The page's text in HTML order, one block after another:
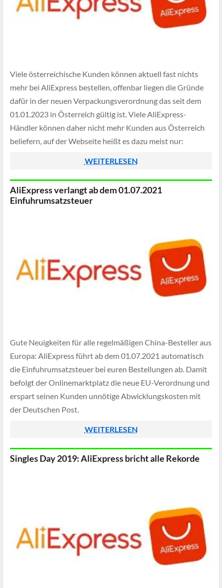
Viele österreichische Kunden können aktuell fast nichts
mehr bei AliExpress bestellen, offenbar liegen die Gründe
dafür in der neuen Verpackungsverordnung das seit dem
01.01.2023 in Österreich gültig ist. Viele AliExpress-
Händler können daher nicht mehr Kunden aus Österreich
beliefern, auf der Webseite heißt es dazu meist nur:
WEITERLESEN
AliExpress verlangt ab dem 01.07.2021
Einfuhrumsatzsteuer
Gute Neuigkeiten für alle regelmäßigen China-Besteller aus
Europa: AliExpress führt ab dem 01.07.2021 automatisch
die Einfuhrumsatzsteuer bei euren Bestellungen ab. Damit
befolgt der Onlinemarktplatz die neue EU-Verordnung und
erspart seinen Kunden unnötige Abwicklungskosten mit
der Deutschen Post.
WEITERLESEN
Singles Day 2019: AliExpress bricht alle Rekorde